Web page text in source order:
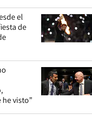
el
de
visto”